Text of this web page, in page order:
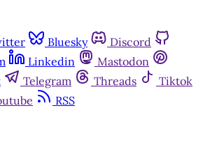
Bluesky
Discord
Linkedin
Mastodon
Telegram Threads
Tiktok
RSS